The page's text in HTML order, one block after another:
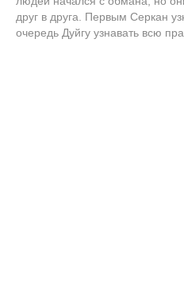
друг в друга. Первым Серкан
очередь Дуйгу узнавать всю